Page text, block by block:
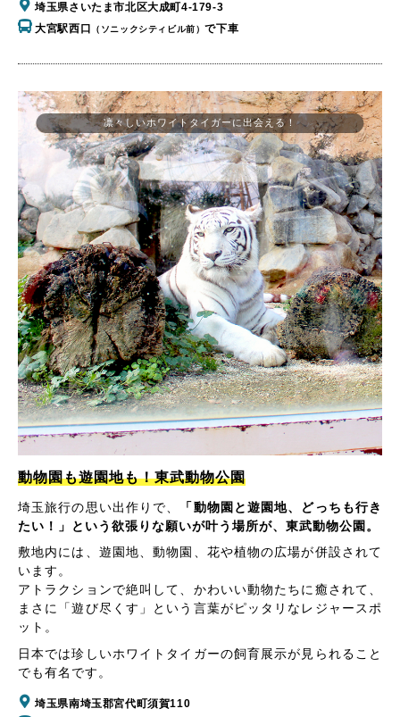
埼玉県さいたま市北区大成町4-179-3
大宮駅西口
（ソニックシティビル前）で下車
凛々しいホワイトタイガーに出会える！
動物園も遊園地も！東武動物公園
埼玉旅行の思い出作りで、
「動物園と遊園地、どっちも行き
たい！」という欲張りな願いが叶う場所が、東武動物公園。
敷地内には、遊園地、動物園、花や植物の広場が併設されて
います。
アトラクションで絶叫して、かわいい動物たちに癒されて、
まさに「遊び尽くす」という言葉がピッタリなレジャースポ
ット。
日本では珍しいホワイトタイガーの飼育展示が見られること
でも有名です。
埼玉県南埼玉郡宮代町須賀110